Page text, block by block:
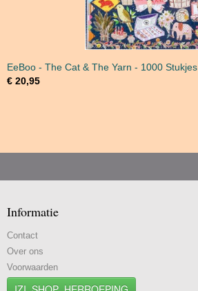
EeBoo - The Cat & The Yarn - 1000 Stukjes
€ 20,95
Informatie
Contact
Over ons
Voorwaarden